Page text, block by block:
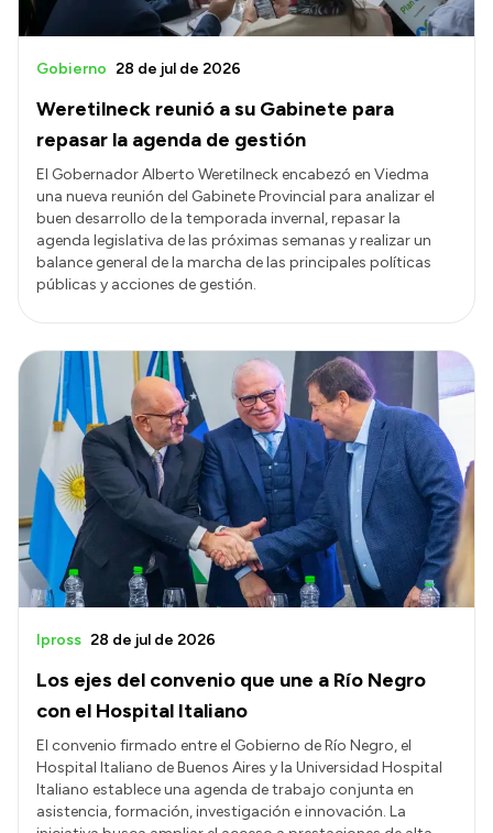
Weretilneck reunió a su Gabinete para
repasar la agenda de gestión
Gobierno 28 de jul de 2026
El Gobernador Alberto Weretilneck encabezó en Viedma
una nueva reunión del Gabinete Provincial para analizar el
buen desarrollo de la temporada invernal, repasar la
agenda legislativa de las próximas semanas y realizar un
balance general de la marcha de las principales políticas
públicas y acciones de gestión.
Los ejes del convenio que une a Río Negro
con el Hospital Italiano
Ipross 28 de jul de 2026
El convenio firmado entre el Gobierno de Río Negro, el
Hospital Italiano de Buenos Aires y la Universidad Hospital
Italiano establece una agenda de trabajo conjunta en
asistencia, formación, investigación e innovación. La